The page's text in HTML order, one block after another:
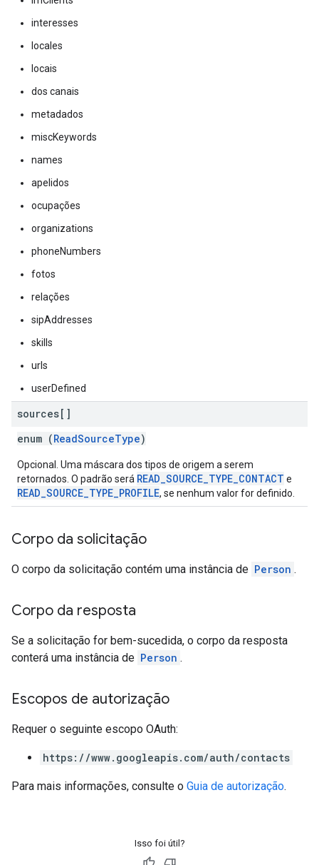
interesses
locales
locais
dos canais
metadados
miscKeywords
names
apelidos
ocupações
organizations
phoneNumbers
fotos
relações
sipAddresses
skills
urls
userDefined
sources[]
enum (ReadSourceType)
Opcional. Uma máscara dos tipos de origem a serem
retornados. O padrão será READ_SOURCE_TYPE_CONTACT e
READ_SOURCE_TYPE_PROFILE, se nenhum valor for definido.
Corpo da solicitação
O corpo da solicitação contém uma instância de Person .
Corpo da resposta
Se a solicitação for bem-sucedida, o corpo da resposta
conterá uma instância de Person .
Escopos de autorização
Requer o seguinte escopo OAuth:
https://www.googleapis.com/auth/contacts
Para mais informações, consulte o Guia de autorização.
Isso foi útil?